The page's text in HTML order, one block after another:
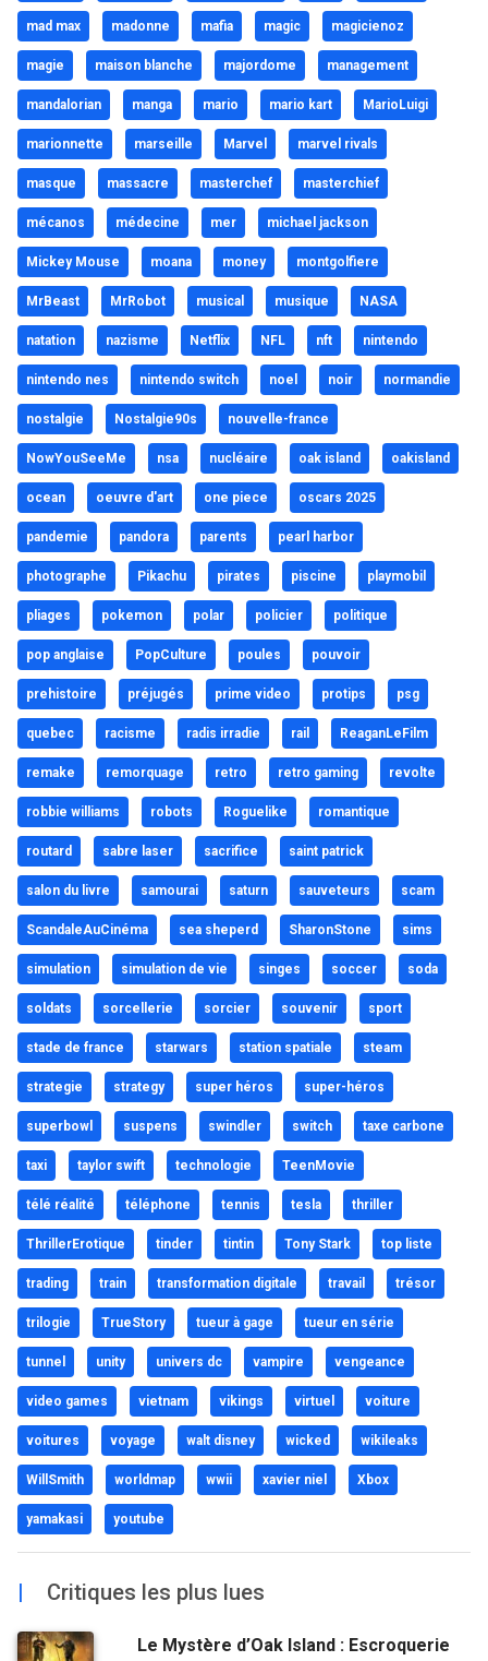
mad max madonne mafia magic magicienoz
magie maison blanche majordome management
mandalorian manga mario mario kart MarioLuigi
marionnette marseille Marvel marvel rivals
masque massacre masterchef masterchief
mécanos médecine mer michael jackson
Mickey Mouse moana money montgolfiere
MrBeast MrRobot musical musique NASA
natation nazisme Netflix NFL nft nintendo
nintendo nes nintendo switch noel noir normandie
nostalgie Nostalgie90s nouvelle-france
NowYouSeeMe nsa nucléaire oak island oakisland
ocean oeuvre d'art one piece oscars 2025
pandemie pandora parents pearl harbor
photographe Pikachu pirates piscine playmobil
pliages pokemon polar policier politique
pop anglaise PopCulture poules pouvoir
prehistoire préjugés prime video protips psg
quebec racisme radis irradie rail ReaganLeFilm
remake remorquage retro retro gaming revolte
robbie williams robots Roguelike romantique
routard sabre laser sacrifice saint patrick
salon du livre samourai saturn sauveteurs scam
ScandaleAuCinéma sea sheperd SharonStone sims
simulation simulation de vie singes soccer soda
soldats sorcellerie sorcier souvenir sport
stade de france starwars station spatiale steam
strategie strategy super héros super-héros
superbowl suspens swindler switch taxe carbone
taxi taylor swift technologie TeenMovie
télé réalité téléphone tennis tesla thriller
ThrillerErotique tinder tintin Tony Stark top liste
trading train transformation digitale travail trésor
trilogie TrueStory tueur à gage tueur en série
tunnel unity univers dc vampire vengeance
video games vietnam vikings virtuel voiture
voitures voyage walt disney wicked wikileaks
WillSmith worldmap wwii xavier niel Xbox
yamakasi youtube
| Critiques les plus lues
Le Mystère d’Oak Island : Escroquerie